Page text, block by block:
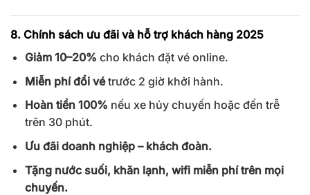
8. Chính sách ưu đãi và hỗ trợ khách hàng 2025
Giảm 10–20% cho khách đặt vé online.
Miễn phí đổi vétrước 2 giờ khởi hành.
Hoàn tiền 100% nếu xe hủy chuyến hoặc đến trễ
trên 30 phút.
Ưu đãi doanh nghiệp – khách đoàn.
Tặng nước suối, khăn lạnh, wifi miễn phí trên mọi
chuyến.